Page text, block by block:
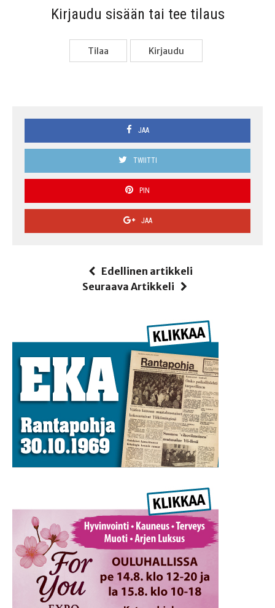
Kir­jau­du sisään tai tee tilaus
Tilaa Kir­jau­du
JAA
TWIITTI
PIN
JAA
Edellinen artikkeli
Seuraava Artikkeli